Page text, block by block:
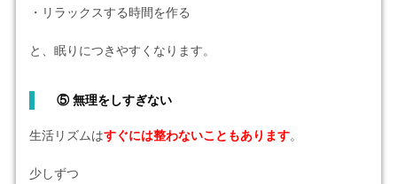
・リラックスする時間を作る
と、眠りにつきやすくなります。
⑤無理をしすぎない
生活リズムはすぐには整わないこともあります。
少しずつ